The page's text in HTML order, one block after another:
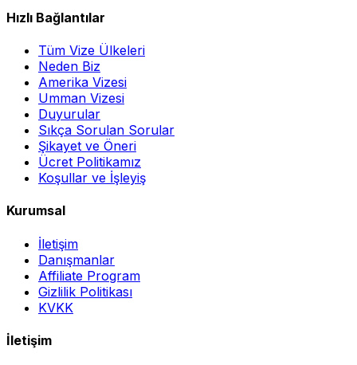
Hızlı Bağlantılar
Tüm Vize Ülkeleri
Neden Biz
Amerika Vizesi
Umman Vizesi
Duyurular
Sıkça Sorulan Sorular
Şikayet ve Öneri
Ücret Politikamız
Koşullar ve İşleyiş
Kurumsal
İletişim
Danışmanlar
Affiliate Program
Gizlilik Politikası
KVKK
İletişim